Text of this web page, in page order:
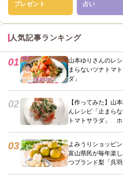
プレゼント 占い
人気記事ランキング
01
山本ゆりさんのレ
まらないツナトマ
ダ」
02
【作ってみた】山
んレシピ「止まら
トマトサラダ」 ホ
03
よみうりショッピ
富山県民が毎年楽
つブランド梨「呉